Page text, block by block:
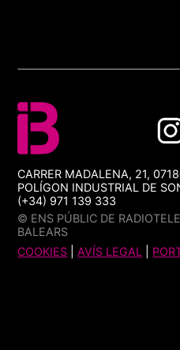
CARRER MADALENA, 21,
POLÍGON INDUSTRIAL DE
(+34) 971 139 333
© ENS PÚBLIC DE
BALEARS
COOKIES |AVÍS LEGAL